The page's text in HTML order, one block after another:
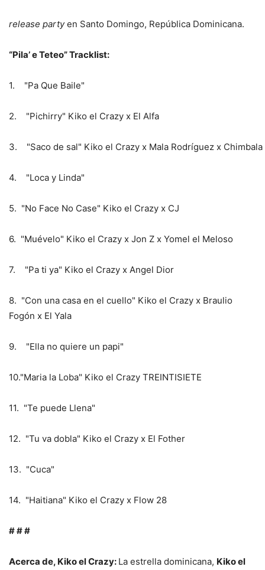
release partyen Santo Domingo, República Dominicana.
“Pila’ e Teteo” Tracklist:
1. "Pa Que Baile"
2. "Pichirry" Kiko el Crazy x El Alfa
3. "Saco de sal" Kiko el Crazy x Mala Rodríguez x Chimbala
4. "Loca y Linda"
5. "No Face No Case" Kiko el Crazy x CJ
6. "Muévelo" Kiko el Crazy x Jon Z x Yomel el Meloso
7. "Pa ti ya" Kiko el Crazy x Angel Dior
8. "Con una casa en el cuello" Kiko el Crazy x Braulio
Fogón x El Yala
9. "Ella no quiere un papi"
10."Maria la Loba" Kiko el Crazy TREINTISIETE
11. "Te puede Llena"
12. "Tu va dobla" Kiko el Crazy x El Fother
13. "Cuca"
14. "Haitiana" Kiko el Crazy x Flow 28
# # #
Acerca de, Kiko el Crazy: La estrella dominicana, Kiko el